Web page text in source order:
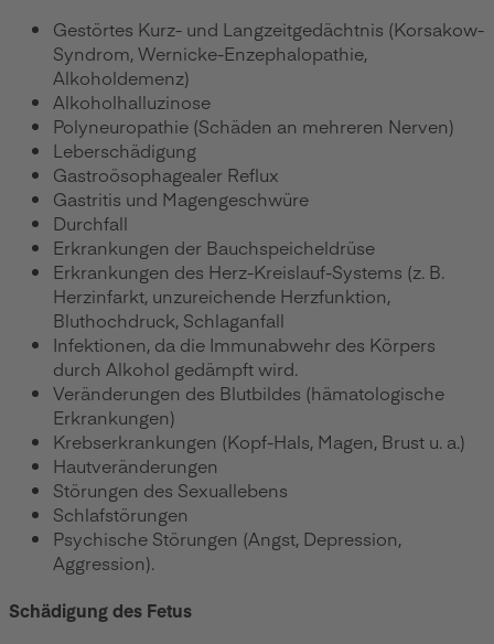
Gestörtes Kurz- und Langzeitgedächtnis (Korsakow-
Syndrom, Wernicke-Enzephalopathie,
Alkoholdemenz)
Alkoholhalluzinose
Polyneuropathie (Schäden an mehreren Nerven)
Leberschädigung
Gastroösophagealer Reflux
Gastritis und Magengeschwüre
Durchfall
Erkrankungen der Bauchspeicheldrüse
Erkrankungen des Herz-Kreislauf-Systems (z. B.
Herzinfarkt, unzureichende Herzfunktion,
Bluthochdruck, Schlaganfall
Infektionen, da die Immunabwehr des Körpers
durch Alkohol gedämpft wird.
Veränderungen des Blutbildes (hämatologische
Erkrankungen)
Krebserkrankungen (Kopf-Hals, Magen, Brust u. a.)
Hautveränderungen
Störungen des Sexuallebens
Schlafstörungen
Psychische Störungen (Angst, Depression,
Aggression).
Schädigung des Fetus